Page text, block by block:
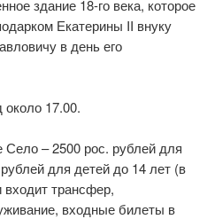
здание 18-го века, которое
Екатерины II внуку
в день его
около 17.00.
Село – 2500 рос. рублей для
для детей до 14 лет (в
входит трансфер,
входные билеты в